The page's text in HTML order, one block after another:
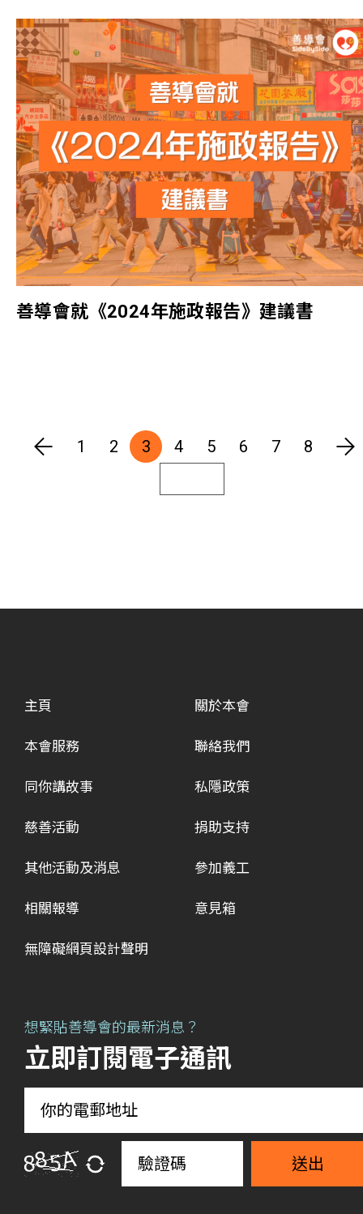
善導會就《2024年施政報告》建議書
1 2 3 4 5 6 7 8
主頁
本會服務
同你講故事
慈善活動
其他活動及消息
相關報導
關於本會
聯絡我們
私隱政策
捐助支持
參加義工
意見箱
無障礙網頁設計聲明
想緊貼善導會的最新消息？
立即訂閱電子通訊
送出